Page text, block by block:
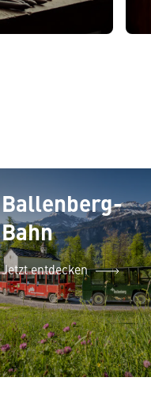
Ballenberg-
Bahn
Jetzt entdecken